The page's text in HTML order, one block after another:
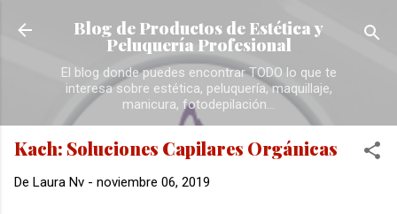
Ir al contenido principal
Blog de Productos de Estética y
Peluquería Profesional
El blog donde puedes encontrar TODO lo que te
interesa sobre estética, peluquería, maquillaje,
manicura, fotodepilación...
Kach: Soluciones Capilares Orgánicas
De Laura Nv - noviembre 06, 2019